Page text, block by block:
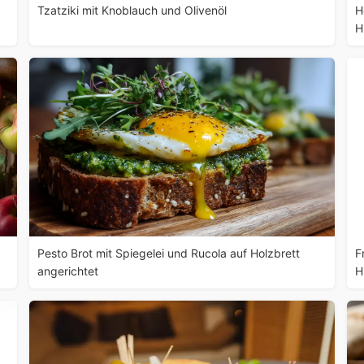
Tzatziki mit Knoblauch und Olivenöl
Pesto Brot mit Spiegelei und Rucola auf Holzbrett
angerichtet